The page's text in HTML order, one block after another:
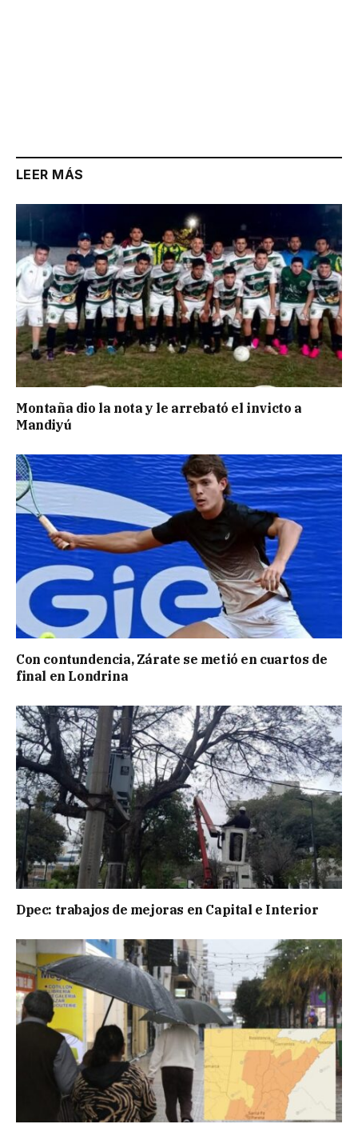
LEER MÁS
Montaña dio la nota y le arrebató el invicto a
Mandiyú
Con contundencia, Zárate se metió en cuartos de
final en Londrina
Dpec: trabajos de mejoras en Capital e Interior